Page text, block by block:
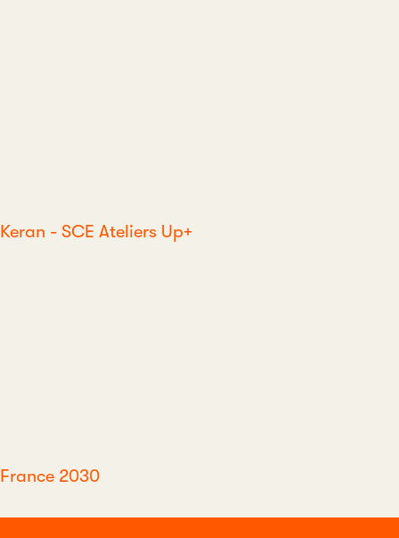
Keran - SCE Ateliers Up+
France 2030